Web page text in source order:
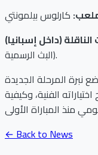
البث الرسمية).
نبرة المرحلة الجديدة
الفنية، وكيفية
← Back to News